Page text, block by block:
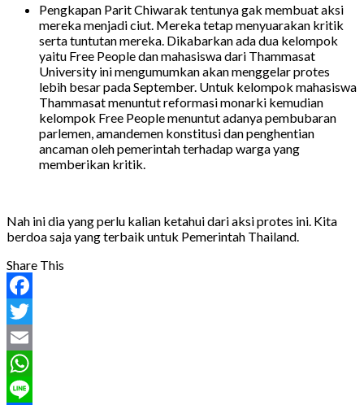
Pengkapan Parit Chiwarak tentunya gak membuat aksi
mereka menjadi ciut. Mereka tetap menyuarakan kritik
serta tuntutan mereka. Dikabarkan ada dua kelompok
yaitu Free People dan mahasiswa dari Thammasat
University ini mengumumkan akan menggelar protes
lebih besar pada September. Untuk kelompok mahasiswa
Thammasat menuntut reformasi monarki kemudian
kelompok Free People menuntut adanya pembubaran
parlemen, amandemen konstitusi dan penghentian
ancaman oleh pemerintah terhadap warga yang
memberikan kritik.
Nah ini dia yang perlu kalian ketahui dari aksi protes ini. Kita
berdoa saja yang terbaik untuk Pemerintah Thailand.
Share This
Facebook
Twitter
Email
WhatsApp